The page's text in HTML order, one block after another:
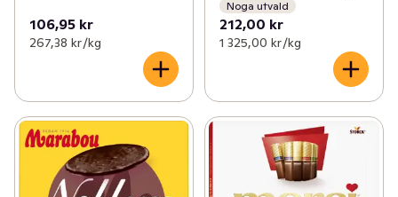
106,95 kr
267,38 kr /kg
Noga utvald
212,00 kr
1 325,00 kr /kg